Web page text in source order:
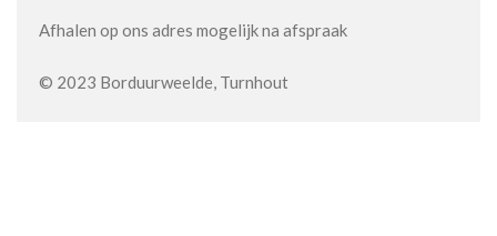
Afhalen op ons adres mogelijk na afspraak
© 2023 Borduurweelde, Turnhout